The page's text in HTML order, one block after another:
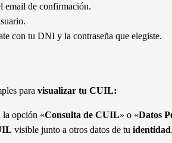
email de confirmación.
con tu DNI y la contraseña que elegiste.
para visualizar tu CUIL:
la opción «Consulta de CUIL» o «Datos
visible junto a otros datos de tu identidad.